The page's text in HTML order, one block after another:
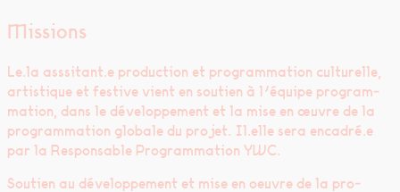
Missions
Le.la asssitant.e pro­duc­tion et pro­gram­ma­tion cul­turelle,
artis­tique et fes­tive vient en sou­tien à l’équipe pro­gram­
ma­tion, dans le développe­ment et la mise en œuvre de la
pro­gram­ma­tion glob­ale du pro­jet. Il.elle sera encadré.e
par la Respon­s­able Pro­gram­ma­tion YWC.
Sou­tien au développe­ment et mise en oeu­vre de la pro­